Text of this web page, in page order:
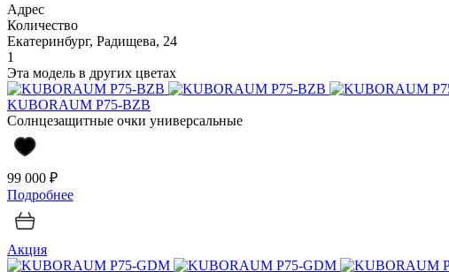
Адрес
Количество
Екатеринбург, Радищева, 24
1
Эта модель в других цветах
KUBORAUM P75-BZB
Солнцезащитные очки универсальные
99 000 ₽
Подробнее
Акция